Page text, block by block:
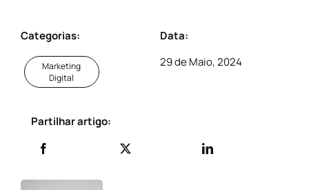
Categorias:
Marketing
Digital
Data:
29 de Maio, 2024
Partilhar artigo: